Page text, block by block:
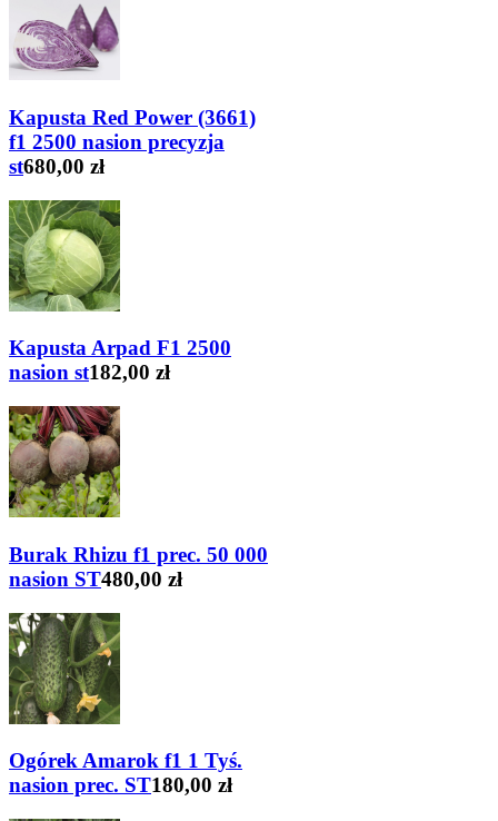
Kapusta Red Power (3661)
f1 2500 nasion precyzja
st680,00 zł
Kapusta Arpad F1 2500
nasion st182,00 zł
Burak Rhizu f1 prec. 50 000
nasion ST480,00 zł
Ogórek Amarok f1 1 Tyś.
nasion prec. ST180,00 zł